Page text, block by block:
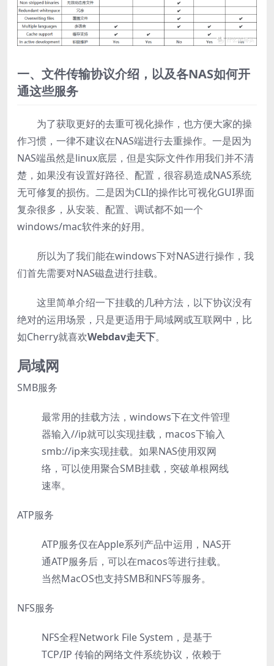
一、文件传输协议介绍，以及各NAS如何开
通这些服务
为了获取更好的去重可视化操作，也方便大家的操
作习惯，一律不建议在NAS端进行去重操作。一是因为
NAS端虽然是linux底层，但是实际文件作用我们并不清
楚，如果没有设置好路径、配置，很容易造成NAS系统
无可修复的损伤。二是因为CLI的操作比可视化GUI界面
复杂很多，从安装、配置、调试都不如一个
windows/mac软件来的好用。
所以为了我们能在windows下对NAS进行操作，我
们首先需要对NAS磁盘进行挂载。
这里简单介绍一下挂载的几种方法，以下协议没有
绝对的运用场景，只是更适用于局域网或互联网中，比
如Cherry就喜欢Webdav走天下。
局域网
SMB服务
最常用的挂载方法，windows下在文件管理
器输入//ip就可以实现挂载，macos下输入
smb://ip来实现挂载。如果NAS使用双网
络，可以使用聚合SMB挂载，突破单根网线
速率。
ATP服务
ATP服务仅在Apple系列产品中运用，NAS开
通ATP服务后，可以在macos等进行挂载。
当然MacOS也支持SMB和NFS等服务。
NFS服务
NFS全程Network File System，是基于
TCP/IP 传输的网络文件系统协议，依赖于